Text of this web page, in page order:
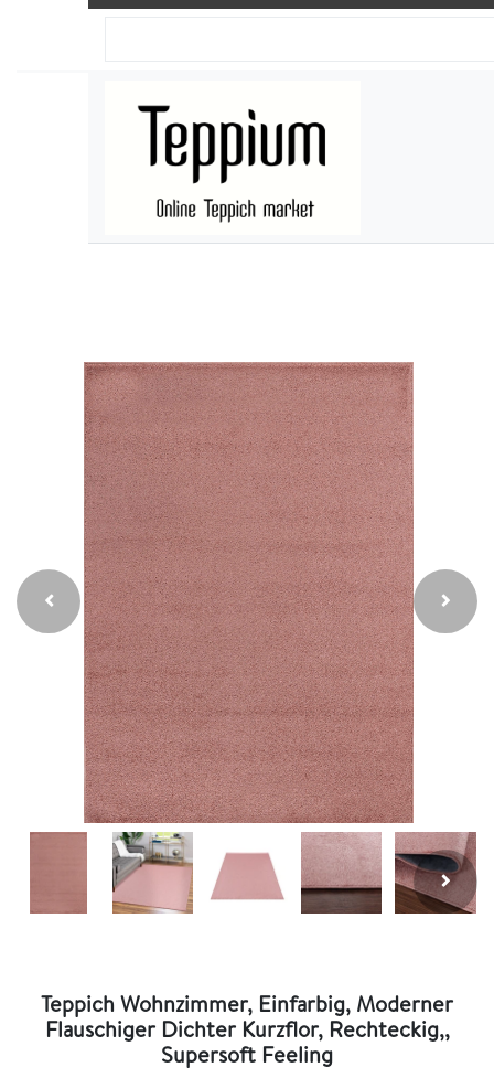
Teppich Wohnzimmer, Einfarbig, Moderner
Flauschiger Dichter Kurzflor, Rechteckig,,
Supersoft Feeling